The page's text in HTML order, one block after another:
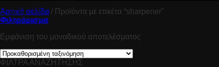
Αρχική σελίδα / Προϊόντα με ετικέτα “sharpener”
Φιλτράρισμα
Εμφάνιση του μοναδικού αποτελέσματος
ΦΙΛΤΡΑ ΑΝΑΖΗΤΗΣΗΣ